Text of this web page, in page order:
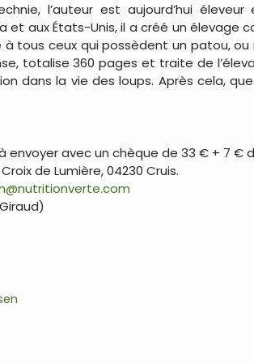
l’auteur est aujourd’hui
et aux États-Unis, il a créé un élevage
tous ceux qui possèdent un patou, ou
totalise 360 pages et traite de
dans la vie des loups. Après cela,
envoyer avec un chèque de 33 € + 7 €
de Lumière, 04230 Cruis.